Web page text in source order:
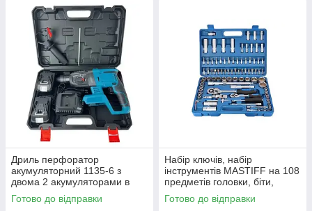
Дриль перфоратор
акумуляторний 1135-6 з
двома 2 акумуляторами в
пластиковому кейсі iC227
Готово до відправки
Набір ключів, набір
інструментів MASTIFF на 108
предметів головки, біти,
викрутка, тріскачка,
подовжувач iC227
Готово до відправки